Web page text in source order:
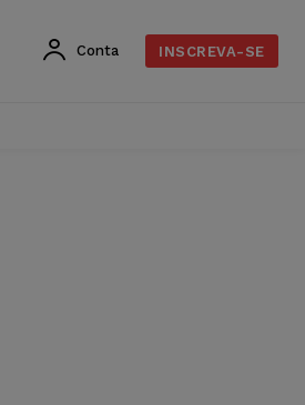
Conta INSCREVA-SE